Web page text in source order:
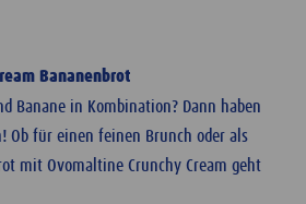
Bananenbrot
Banane in Kombination? Dann haben
Ob für einen feinen Brunch oder als
mit Ovomaltine Crunchy Cream geht